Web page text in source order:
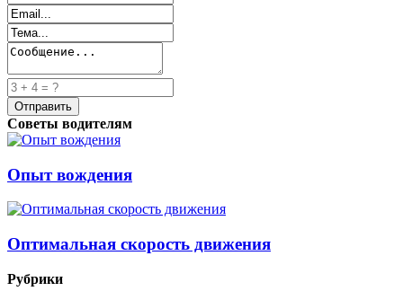
Советы водителям
Опыт вождения
Оптимальная скорость движения
Рубрики